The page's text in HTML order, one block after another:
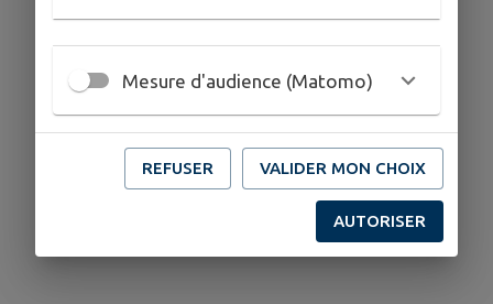
Mesure d'audience (Matomo)
REFUSER VALIDER MON CHOIX
AUTORISER